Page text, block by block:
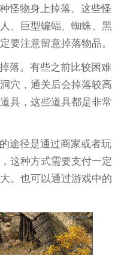
怪物身上掉落。这些怪
、巨型蝙蝠、蜘蛛、黑
要注意留意掉落物品。
落。有些之前比较困难
穴，通关后会掉落较高
具，这些道具都是非常
途径是通过商家或者玩
这种方式需要支付一定
。也可以通过游戏中的